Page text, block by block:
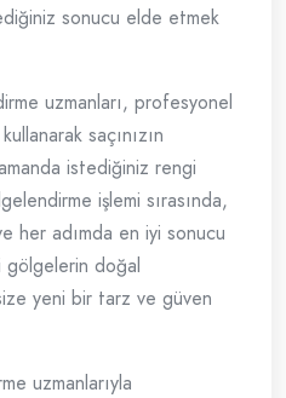
sonucu elde etmek
uzmanları, profesyonel
saçınızın
istediğiniz rengi
işlemi sırasında,
her adımda en iyi sonucu
gölgelerin doğal
yeni bir tarz ve güven
uzmanlarıyla